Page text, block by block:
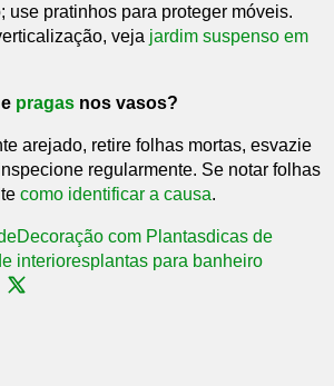
use pratinhos para proteger móveis.
veja jardim suspenso em
pragas nos vasos?
arejado, retire folhas mortas, esvazie
regularmente. Se notar folhas
como identificar a causa.
Decoração com Plantasdicas de
interioresplantas para banheiro